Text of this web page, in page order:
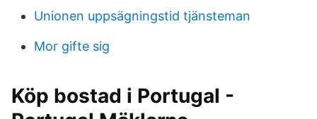
Unionen uppsägningstid tjänsteman
Mor gifte sig
Köp bostad i Portugal -